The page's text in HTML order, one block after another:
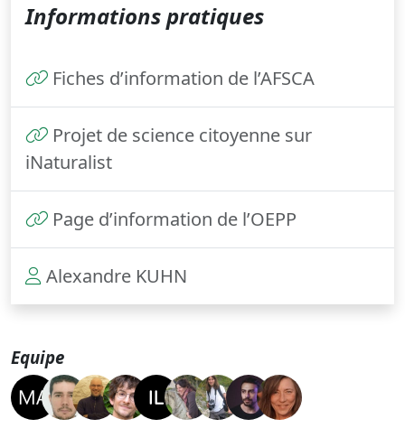
Informations pratiques
Fiches d’information de l’AFSCA
Projet de science citoyenne sur
iNaturalist
Page d’information de l’OEPP
Alexandre KUHN
Equipe